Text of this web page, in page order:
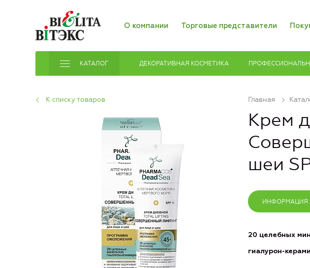
О компании Торговые представители
КАТАЛОГ ДЕКОРАТИВНАЯ КОСМЕТИКА
Главная
К списку товаров
Крем
шеи
ИНФОРМАЦИЯ
20 целебных
гиалурон-